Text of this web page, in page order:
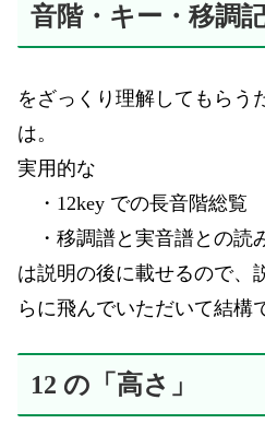
音階・キー・移調
をざっくり理解してもらう
は。
実用的な
・12key での長音階総覧
・移調譜と実音譜との読
は説明の後に載せるので、
らに飛んでいただいて結構
12 の「高さ」